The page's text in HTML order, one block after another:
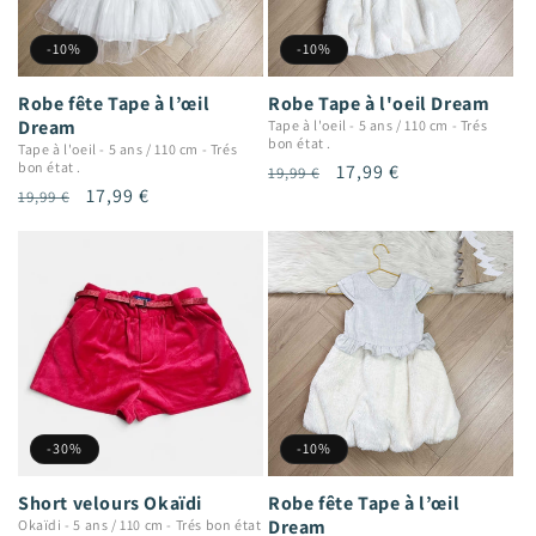
-10%
Robe fête Tape à l’œil
Dream
Tape à l'oeil - 5 ans / 110 cm - Trés
bon état .
Prix
19,99 €
Prix
17,99 €
-10%
Robe Tape à l'oeil Dream
Tape à l'oeil - 5 ans / 110 cm - Trés
bon état .
Prix
19,99 €
Prix
17,99 €
-30%
Short velours Okaïdi
Okaïdi - 5 ans / 110 cm - Trés bon état
-10%
Robe fête Tape à l’œil
Dream